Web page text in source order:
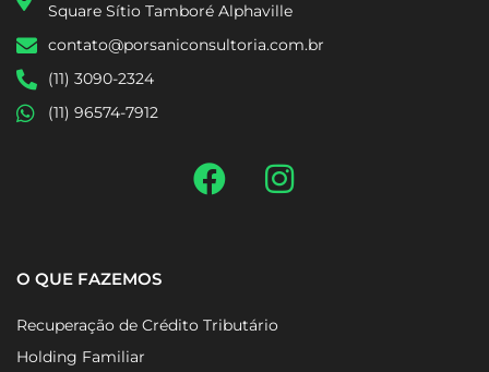
Square Sítio Tamboré Alphaville
contato@porsaniconsultoria.com.br
(11) 3090-2324
(11) 96574-7912
O QUE FAZEMOS
Recuperação de Crédito Tributário
Holding Familiar